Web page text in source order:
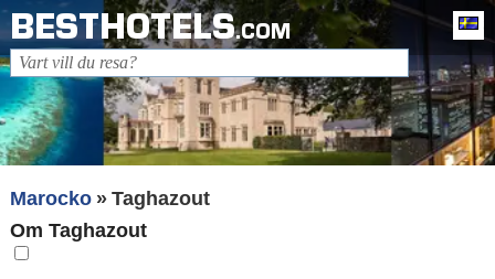
BESTHOTELS.COM
Marocko
Taghazout
Om Taghazout